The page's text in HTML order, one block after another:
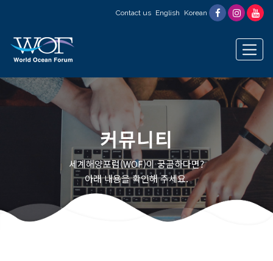
Contact us English Korean
커뮤니티
세계해양포럼(WOF)이 궁금하다면?
아래 내용을 확인해 주세요.